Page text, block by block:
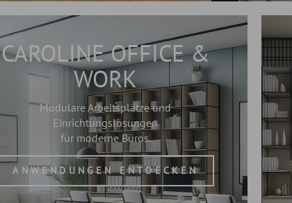
CAROLINE OFFICE &
WORK
Modulare Arbeitsplätze und
Einrichtungslösungen
für moderne Büros.
ANWENDUNGEN ENTDECKEN